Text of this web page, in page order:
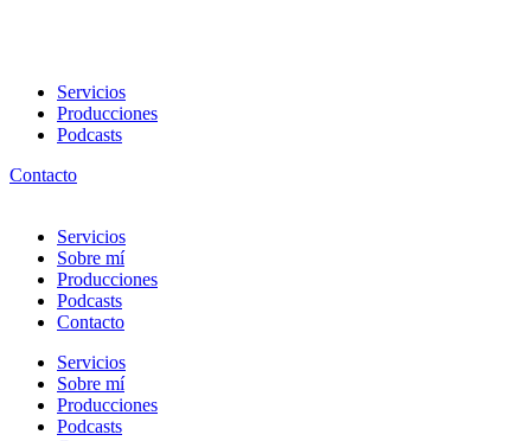
Servicios
Producciones
Podcasts
Contacto
Servicios
Sobre mí
Producciones
Podcasts
Contacto
Servicios
Sobre mí
Producciones
Podcasts